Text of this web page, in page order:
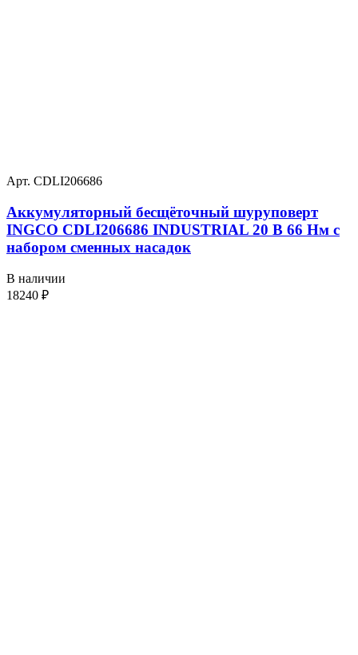
Арт. CDLI206686
Аккумуляторный бесщёточный шуруповерт
INGCO CDLI206686 INDUSTRIAL 20 В 66 Нм с
набором сменных насадок
В наличии
18240 ₽